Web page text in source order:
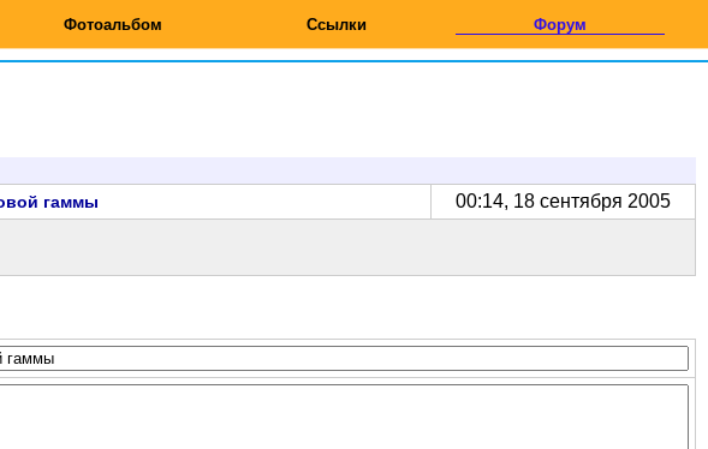
Фотоальбом Ссылки Форум
гаммы
00:14, 18 сентября 2005